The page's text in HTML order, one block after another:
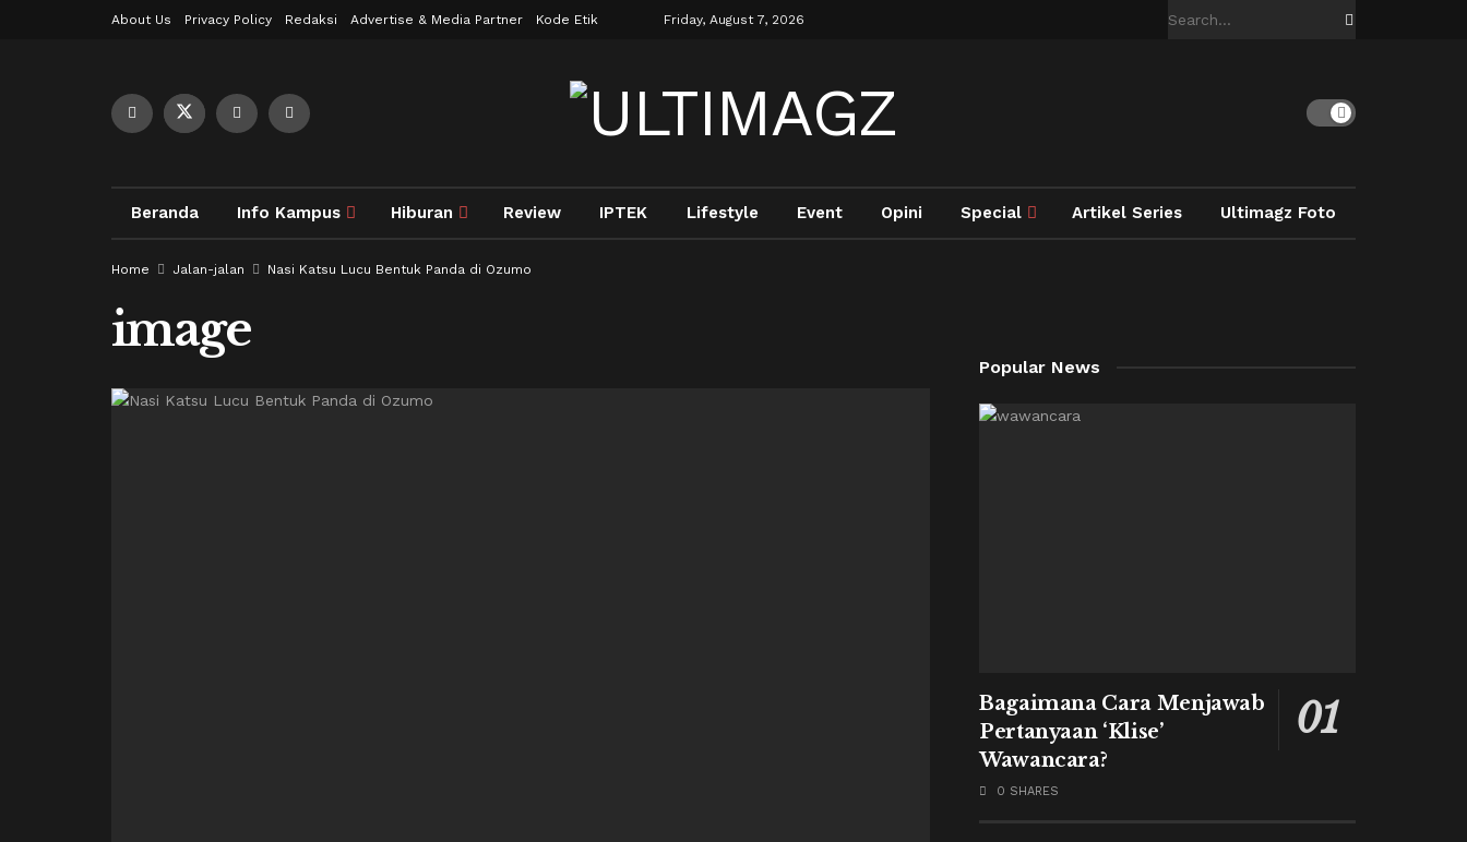
About Us Privacy Policy Redaksi Advertise & Media Partner Kode Etik Friday, August 7, 2026
Beranda Info Kampus Hiburan Review IPTEK Lifestyle Event Opini Special Artikel Series Ultimagz Foto
Home Jalan-jalan Nasi Katsu Lucu Bentuk Panda di Ozumo
image
Popular News
Bagaimana Cara Menjawab
Pertanyaan ‘Klise’
Wawancara?
0 SHARES